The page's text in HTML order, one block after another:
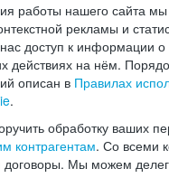
работы нашего сайта мы
рекламы и
доступ к информации
действиях на нём.
описан в Правилах
.
обработку ваших
контрагентам. Со всеми
договоры. Мы можем